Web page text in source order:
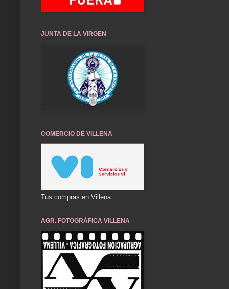
JUNTA DE LA VIRGEN
COMERCIO DE VILLENA
Tus compras en Villena
AGR. FOTOGRÁFICA VILLENA